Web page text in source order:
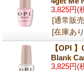
3,825円(
[通常販
[在庫あ
【OPI
Blank
3,825円(